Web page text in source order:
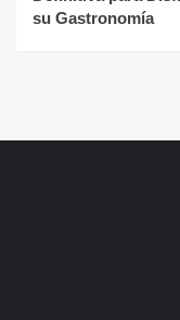
su Gastronomía